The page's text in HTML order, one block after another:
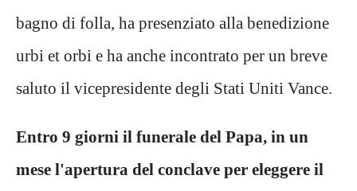
bagno di folla, ha presenziato alla benedizione
urbi et orbi e ha anche incontrato per un breve
saluto il vicepresidente degli Stati Uniti Vance.
Entro 9 giorni il funerale del Papa, in un
mese l'apertura del conclave per eleggere il